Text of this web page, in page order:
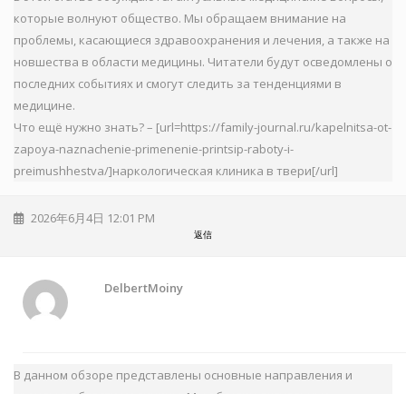
которые волнуют общество. Мы обращаем внимание на
проблемы, касающиеся здравоохранения и лечения, а также на
новшества в области медицины. Читатели будут осведомлены о
последних событиях и смогут следить за тенденциями в
медицине.
Что ещё нужно знать? – [url=https://family-journal.ru/kapelnitsa-ot-
zapoya-naznachenie-primenenie-printsip-raboty-i-
preimushhestva/]наркологическая клиника в твери[/url]
2026年6月4日 12:01 PM
返信
DelbertMoiny
В данном обзоре представлены основные направления и